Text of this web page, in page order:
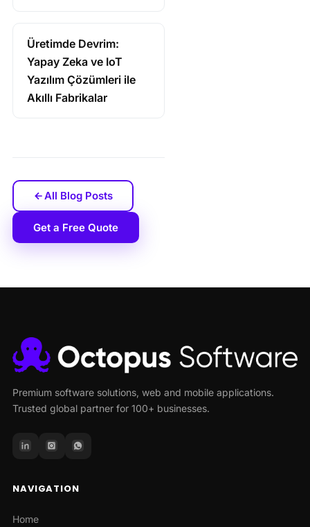
Üretimde Devrim:
Yapay Zeka ve IoT
Yazılım Çözümleri ile
Akıllı Fabrikalar
All Blog Posts
Get a Free Quote
Premium software solutions, web and mobile applications.
Trusted global partner for 100+ businesses.
NAVIGATION
Home